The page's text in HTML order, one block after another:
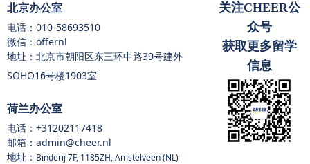
关注CHEER公
众号
获取更多留学
信息
北京办公室
电话： 010-58693510
微信：offernl
地址：北京市朝阳区东三环中路39号建外
SOHO16号楼1903室
荷兰办公室
电话： +31202117418
邮箱：admin@cheer.nl
地址： Binderij 7F, 1185ZH, Amstelveen (NL)